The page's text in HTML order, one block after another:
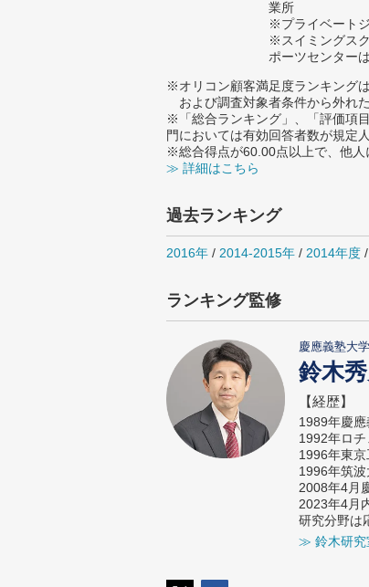
業所
※プライベート
※スイミングス
ポーツセンター
※オリコン顧客満足度ランキング
および調査対象者条件から外れ
※「総合ランキング」、「評価項
門においては有効回答者数が規定
※総合得点が60.00点以上で、他人
≫ 詳細はこちら
過去ランキング
2016年 / 2014-2015年 / 2014年度 /
ランキング監修
慶應義塾大
鈴木
【経歴】
1989年慶應
1992年ロチ
1996年東
1996年筑波
2008年4月
2023年4月
研究分野は
≫ 鈴木研究